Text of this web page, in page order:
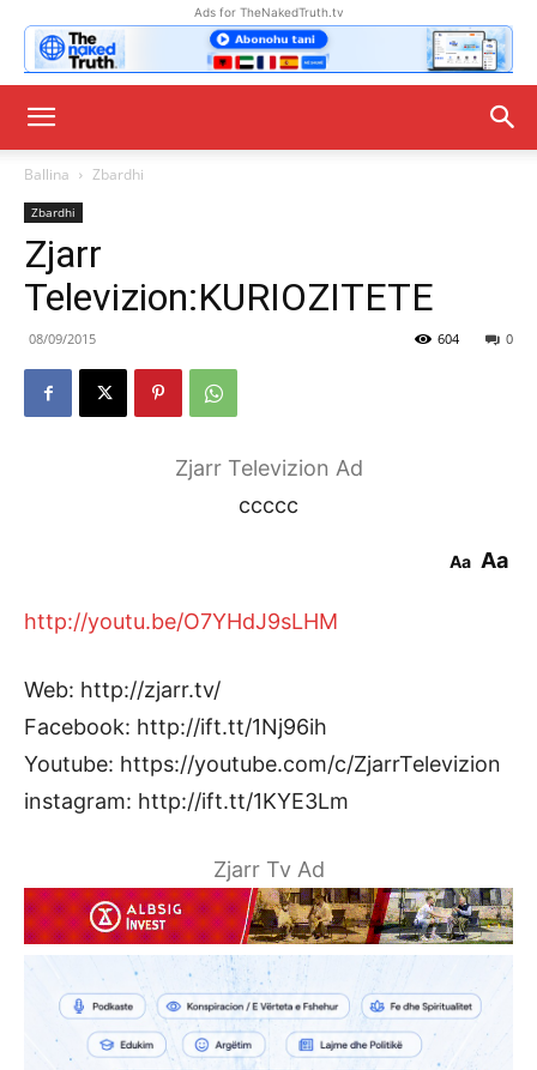
Ads for TheNakedTruth.tv
Ballina Zbardhi
Zbardhi
Zjarr
Televizion:KURIOZITETE
08/09/2015 0
604
Zjarr Televizion Ad
ccccc
Aa Aa
http://youtu.be/O7YHdJ9sLHM
Web: http://zjarr.tv/
Facebook: http://ift.tt/1Nj96ih
Youtube: https://youtube.com/c/ZjarrTelevizion
instagram: http://ift.tt/1KYE3Lm
Zjarr Tv Ad